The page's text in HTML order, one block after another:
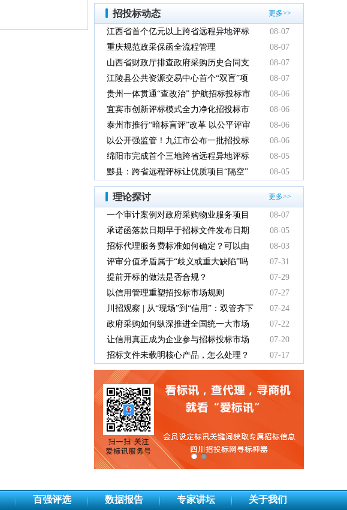
招投标动态 更多>>
江西省首个亿元以上跨省远程异地评标
项目在鹰潭市完成
08-07
重庆规范政采保函全流程管理
08-07
山西省财政厅排查政府采购历史合同支
付情况
08-07
江陵县公共资源交易中心首个“双盲”项
目顺利完成
08-07
贵州一体贯通“查改治” 护航招标投标市
场规范健康发展
08-06
宜宾市创新评标模式全力净化招投标市
场环境
08-06
泰州市推行“暗标盲评”改革 以公平评审
推动政府采购提质增效
08-06
以公开强监管！九江市公布一批招投标
领域系统整治典型案例
08-06
绵阳市完成首个三地跨省远程异地评标
项目
08-05
黟县：跨省远程评标让优质项目“隔空”
落地
08-05
理论探讨 更多>>
一个审计案例对政府采购物业服务项目
的警示
08-07
承诺函落款日期早于招标文件发布日期
有效吗
08-05
招标代理服务费标准如何确定？可以由
中标人支付吗？
08-03
评审分值矛盾属于“歧义或重大缺陷”吗
07-31
提前开标的做法是否合规？
07-29
以信用管理重塑招投标市场规则
07-27
川招观察 | 从“现场”到“信用”：双管齐下
重塑招投标新秩序
07-24
政府采购如何纵深推进全国统一大市场
建设
07-22
让信用真正成为企业参与招标投标市场
竞争的“通行证”
07-20
招标文件未载明核心产品，怎么处理？
07-17
百强评选 数据报告 专家讲坛 关于我们